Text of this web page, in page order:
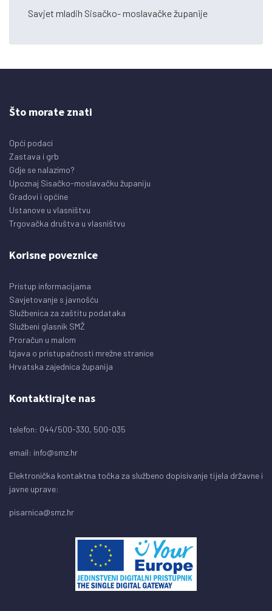
Savjet mladih Sisačko- moslavačke županije
Što morate znati
Opći podaci
Zastava i grb
Gdje se nalazimo?
Upoznaj Sisačko-moslavačku županiju
Gradovi i općine
Ustanove u vlasništvu
Trgovačka društva u vlasništvu
Korisne poveznice
Pristup informacijama
Savjetovanje s javnošću
Službenica za zaštitu podataka
Službeni glasnik SMŽ
Proračun u malom
Izjava o pristupačnosti mrežne stranice
Hrvatska zajednica županija
Kontaktirajte nas
telefon: 044/500-330, 500-035
email: info@smz.hr
Elektronička kontaktna točka za službeno dopisivanje tijela državne i
javne uprave:
pisarnica@smz.hr